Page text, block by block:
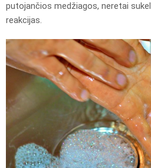
putojančios medžiagos, neretai
reakcijas.